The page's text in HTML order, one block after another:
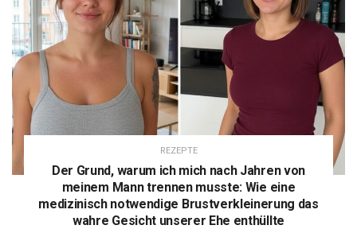
REZEPTE
Der Grund, warum ich mich nach Jahren von
meinem Mann trennen musste: Wie eine
medizinisch notwendige Brustverkleinerung das
wahre Gesicht unserer Ehe enthüllte